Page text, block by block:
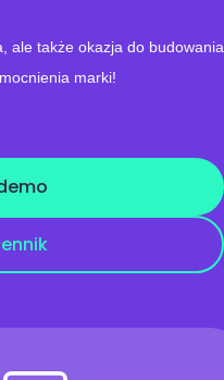
ale także okazja do budowania
marki!